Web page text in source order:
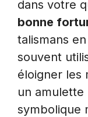
dans votre
bonne
talismans
souvent
éloigner les
un
symbolique